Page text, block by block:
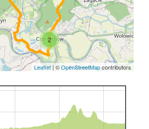
2
Leaflet |©OpenStreetMapcontributors